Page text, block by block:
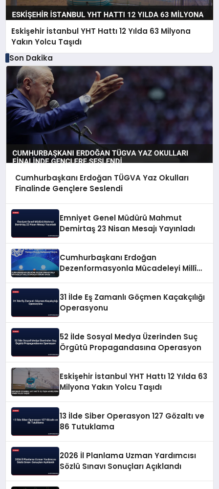
Eskişehir İstanbul YHT Hattı 12 Yılda 63 Milyona
Yakın Yolcu Taşıdı
Son Dakika
Cumhurbaşkanı Erdoğan TÜGVA Yaz Okulları
Finalinde Gençlere Seslendi
Emniyet Genel Müdürü Mahmut
Demirtaş 23 Nisan Mesajı Yayınladı
Cumhurbaşkanı Erdoğan
Dezenformasyonla Mücadeleyi Millî
31 İlde Eş Zamanlı Göçmen Kaçakçılığı
Operasyonu
52 İlde Sosyal Medya Üzerinden Suç
Örgütü Propagandasına Operasyon
Eskişehir İstanbul YHT Hattı 12 Yılda 63
Milyona Yakın Yolcu Taşıdı
13 İlde Siber Operasyon 127 Gözaltı ve
86 Tutuklama
2026 İl Planlama Uzman Yardımcısı
Sözlü Sınavı Sonuçları Açıklandı